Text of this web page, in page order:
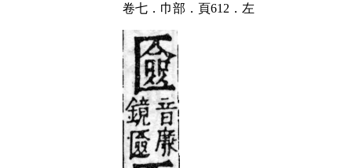
卷七．巾部．頁612．左